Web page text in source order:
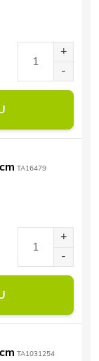
TA16479
TA1031254